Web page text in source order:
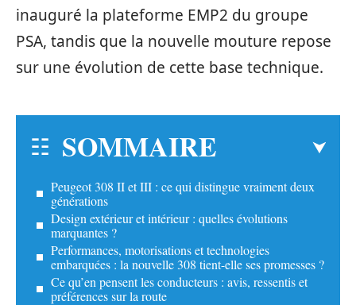
inauguré la plateforme EMP2 du groupe
PSA, tandis que la nouvelle mouture repose
sur une évolution de cette base technique.
SOMMAIRE
Peugeot 308 II et III : ce qui distingue vraiment deux
générations
Design extérieur et intérieur : quelles évolutions
marquantes ?
Performances, motorisations et technologies
embarquées : la nouvelle 308 tient-elle ses promesses ?
Ce qu’en pensent les conducteurs : avis, ressentis et
préférences sur la route